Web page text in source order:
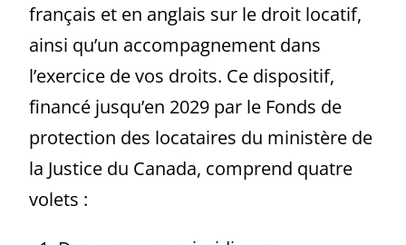
français et en anglais sur le droit locatif,
ainsi qu’un accompagnement dans
l’exercice de vos droits. Ce dispositif,
financé jusqu’en 2029 par le Fonds de
protection des locataires du ministère de
la Justice du Canada, comprend quatre
volets :